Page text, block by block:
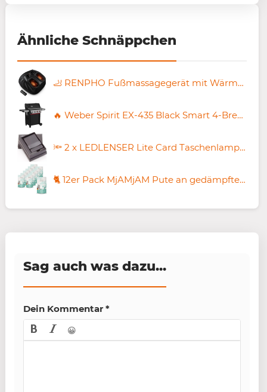
Ähnliche Schnäppchen
🦶 RENPHO Fußmassagegerät mit Wärme für große Füße bis 48 für 119,99€ (statt 150€)
🔥 Weber Spirit EX-435 Black Smart 4-Brenner Gasgrill für 654,58€ (statt 735€)
🔦 2 x LEDLENSER Lite Card Taschenlampe 100lm für 14,98€ (statt 30€)
🐈 12er Pack MjAMjAM Pute an gedämpftem Kürbis Futter ab 9,53€ (statt 19€)
Sag auch was dazu...
Dein Kommentar *
😀